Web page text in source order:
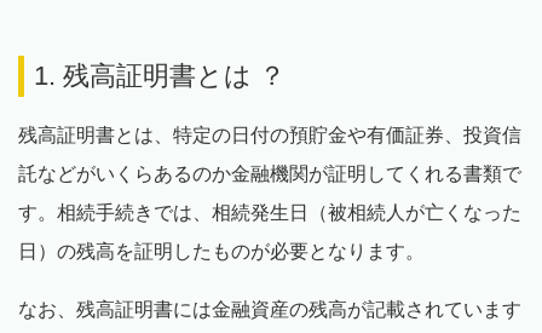
1. 残高証明書とは ？
残高証明書とは、特定の日付の預貯金や有価証券、投資信
託などがいくらあるのか金融機関が証明してくれる書類で
す。相続手続きでは、相続発生日（被相続人が亡くなった
日）の残高を証明したものが必要となります。
なお、残高証明書には金融資産の残高が記載されています